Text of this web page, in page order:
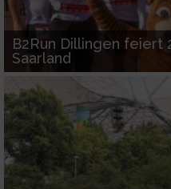
B2Run Dillingen feiert
Saarland